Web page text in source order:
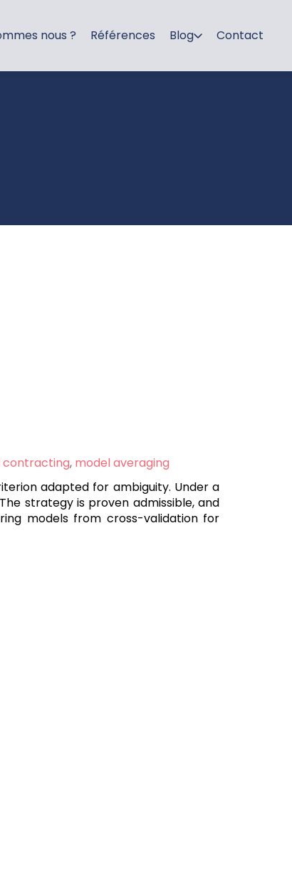
nous ? Références Blog Contact
, model averaging
adapted for ambiguity. Under a
strategy is proven admissible, and
models from cross-validation for